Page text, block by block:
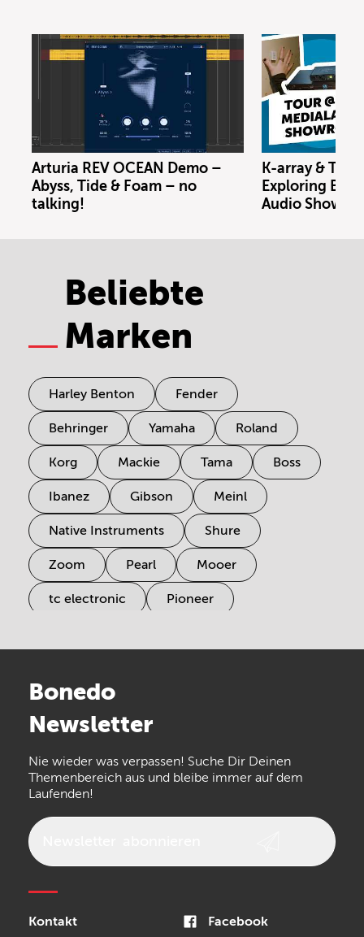
Arturia REV OCEAN Demo –
Abyss, Tide & Foam – no
talking!
K-array &
Exploring
Audio
Beliebte
Marken
Harley Benton Fender
Behringer Yamaha Roland
Korg Mackie Tama Boss
Ibanez Gibson Meinl
Native Instruments Shure
Zoom Pearl Mooer
tc electronic Pioneer
Arturia
the t.bone
Walrus Audio Epiphone
Bonedo
Newsletter
Nie wieder was verpassen! Suche Dir Deinen
Themenbereich aus und bleibe immer auf dem
Laufenden!
Kontakt Facebook